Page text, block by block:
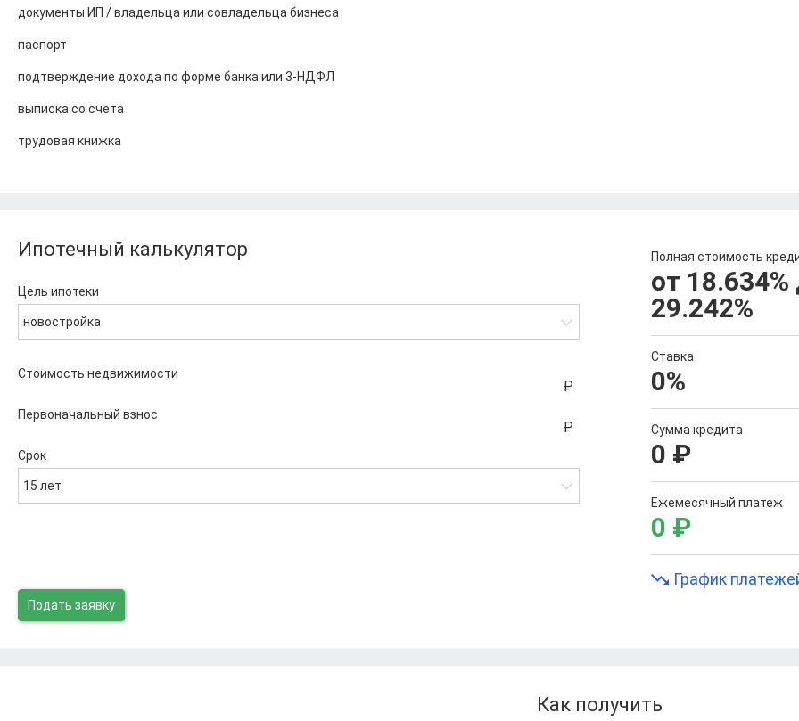
документы ИП / владельца или совладельца бизнеса
паспорт
подтверждение дохода по форме банка или 3-НДФЛ
выписка со счета
трудовая книжка
Ипотечный калькулятор
Цель ипотеки
новостройка
Стоимость недвижимости
Первоначальный взнос
Срок
15 лет
Полная стоимость
от 18.634%
29.242%
Ставка
0%
Сумма кредита
0 ₽
Ежемесячный платеж
0 ₽
График
Подать заявку
Как получить